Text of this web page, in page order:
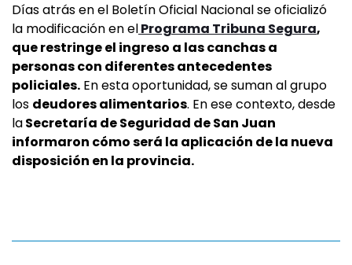
Días atrás en el Boletín Oficial Nacional se oficializó
la modificación en elPrograma Tribuna Segura,
que restringe el ingreso a las canchas a
personas con diferentes antecedentes
policiales. En esta oportunidad, se suman al grupo
los deudores alimentarios. En ese contexto, desde
laSecretaría de Seguridad de San Juan
informaron cómo será la aplicación de la nueva
disposición en la provincia.